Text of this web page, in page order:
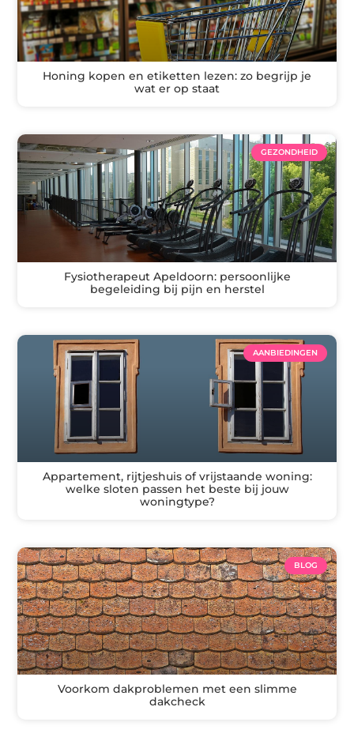
Honing kopen en etiketten lezen: zo begrijp je
wat er op staat
GEZONDHEID
Fysiotherapeut Apeldoorn: persoonlijke
begeleiding bij pijn en herstel
AANBIEDINGEN
Appartement, rijtjeshuis of vrijstaande woning:
welke sloten passen het beste bij jouw
woningtype?
BLOG
Voorkom dakproblemen met een slimme
dakcheck